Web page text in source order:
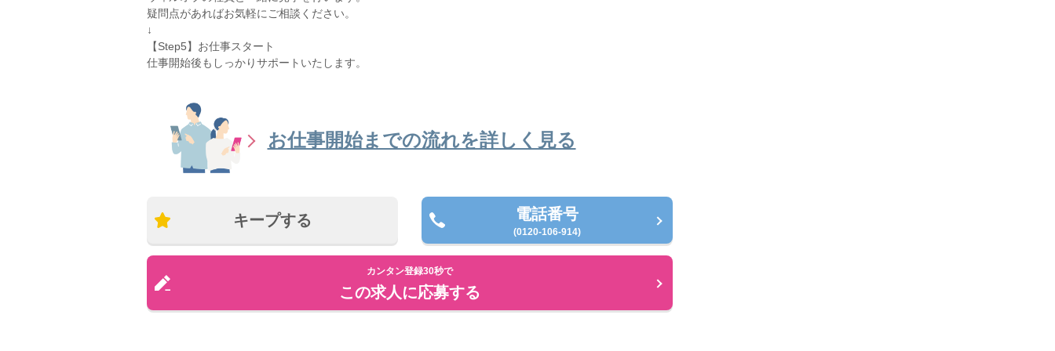
疑問点があればお気軽にご相談ください。
↓
【Step5】お仕事スタート
仕事開始後もしっかりサポートいたします。
お仕事開始までの流れを詳しく見る
キープする 電話番号
(0120-106-914)
カンタン登録30秒で
この求人に応募する